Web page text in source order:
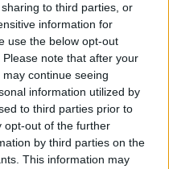
to third parties, or
information for
use the below opt-out
note that after your
continue seeing
information utilized by
to third parties prior to
opt-out of the further
by third parties on the
This information may